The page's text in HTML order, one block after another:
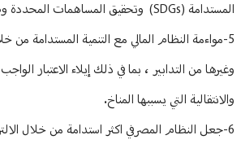
المستدامة (SDGs) وتحقيق المساهمات المحددة وطنياً (NDC).
5-مواءمة النظام المالي مع التنمية المستدامة من
وغيرها من التدابير ، بما في ذلك إيلاء الاعتبار
والانتقالية التي يسببها المناخ.
6-جعل النظام المصرفي اكثر استدامة من خلال